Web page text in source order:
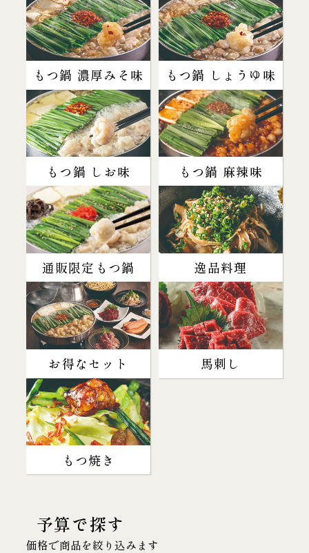
もつ鍋 濃厚みそ味 もつ鍋 しょうゆ味
もつ鍋 しお味 もつ鍋 麻辣味
通販限定もつ鍋 逸品料理
お得なセット 馬刺し
もつ焼き
予算で探す
価格で商品を絞り込みます